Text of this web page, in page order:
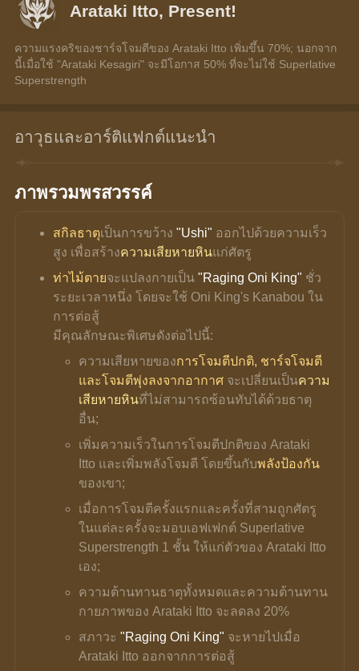
Arataki Itto, Present!
ความแรงคริของชาร์จโจมตีของ Arataki Itto เพิ่มขึ้น 70%; นอกจาก
นี้เมื่อใช้ "Arataki Kesagiri" จะมีโอกาส 50% ที่จะไม่ใช้ Superlative
Superstrength
อาวุธและอาร์ติแฟกต์แนะนำ
ภาพรวมพรสวรรค์
สกิลธาตุเป็นการขว้าง "Ushi" ออกไปด้วยความเร็ว
สูง เพื่อสร้างความเสียหายหินแก่ศัตรู
ท่าไม้ตายจะแปลงกายเป็น "Raging Oni King" ชั่ว
ระยะเวลาหนึ่ง โดยจะใช้ Oni King's Kanabou ใน
การต่อสู้
มีคุณลักษณะพิเศษดังต่อไปนี้:
ความเสียหายของการโจมตีปกติ, ชาร์จโจมตี
และโจมตีพุ่งลงจากอากาศ จะเปลี่ยนเป็นความ
เสียหายหินที่ไม่สามารถซ้อนทับได้ด้วยธาตุ
อื่น;
เพิ่มความเร็วในการโจมตีปกติของ Arataki
Itto และเพิ่มพลังโจมตี โดยขึ้นกับพลังป้องกัน
ของเขา;
เมื่อการโจมตีครั้งแรกและครั้งที่สามถูกศัตรู
ในแต่ละครั้งจะมอบเอฟเฟกต์ Superlative
Superstrength 1 ชั้น ให้แก่ตัวของ Arataki Itto
เอง;
ความต้านทานธาตุทั้งหมดและความต้านทาน
กายภาพของ Arataki Itto จะลดลง 20%
สภาวะ "Raging Oni King" จะหายไปเมื่อ
Arataki Itto ออกจากการต่อสู้